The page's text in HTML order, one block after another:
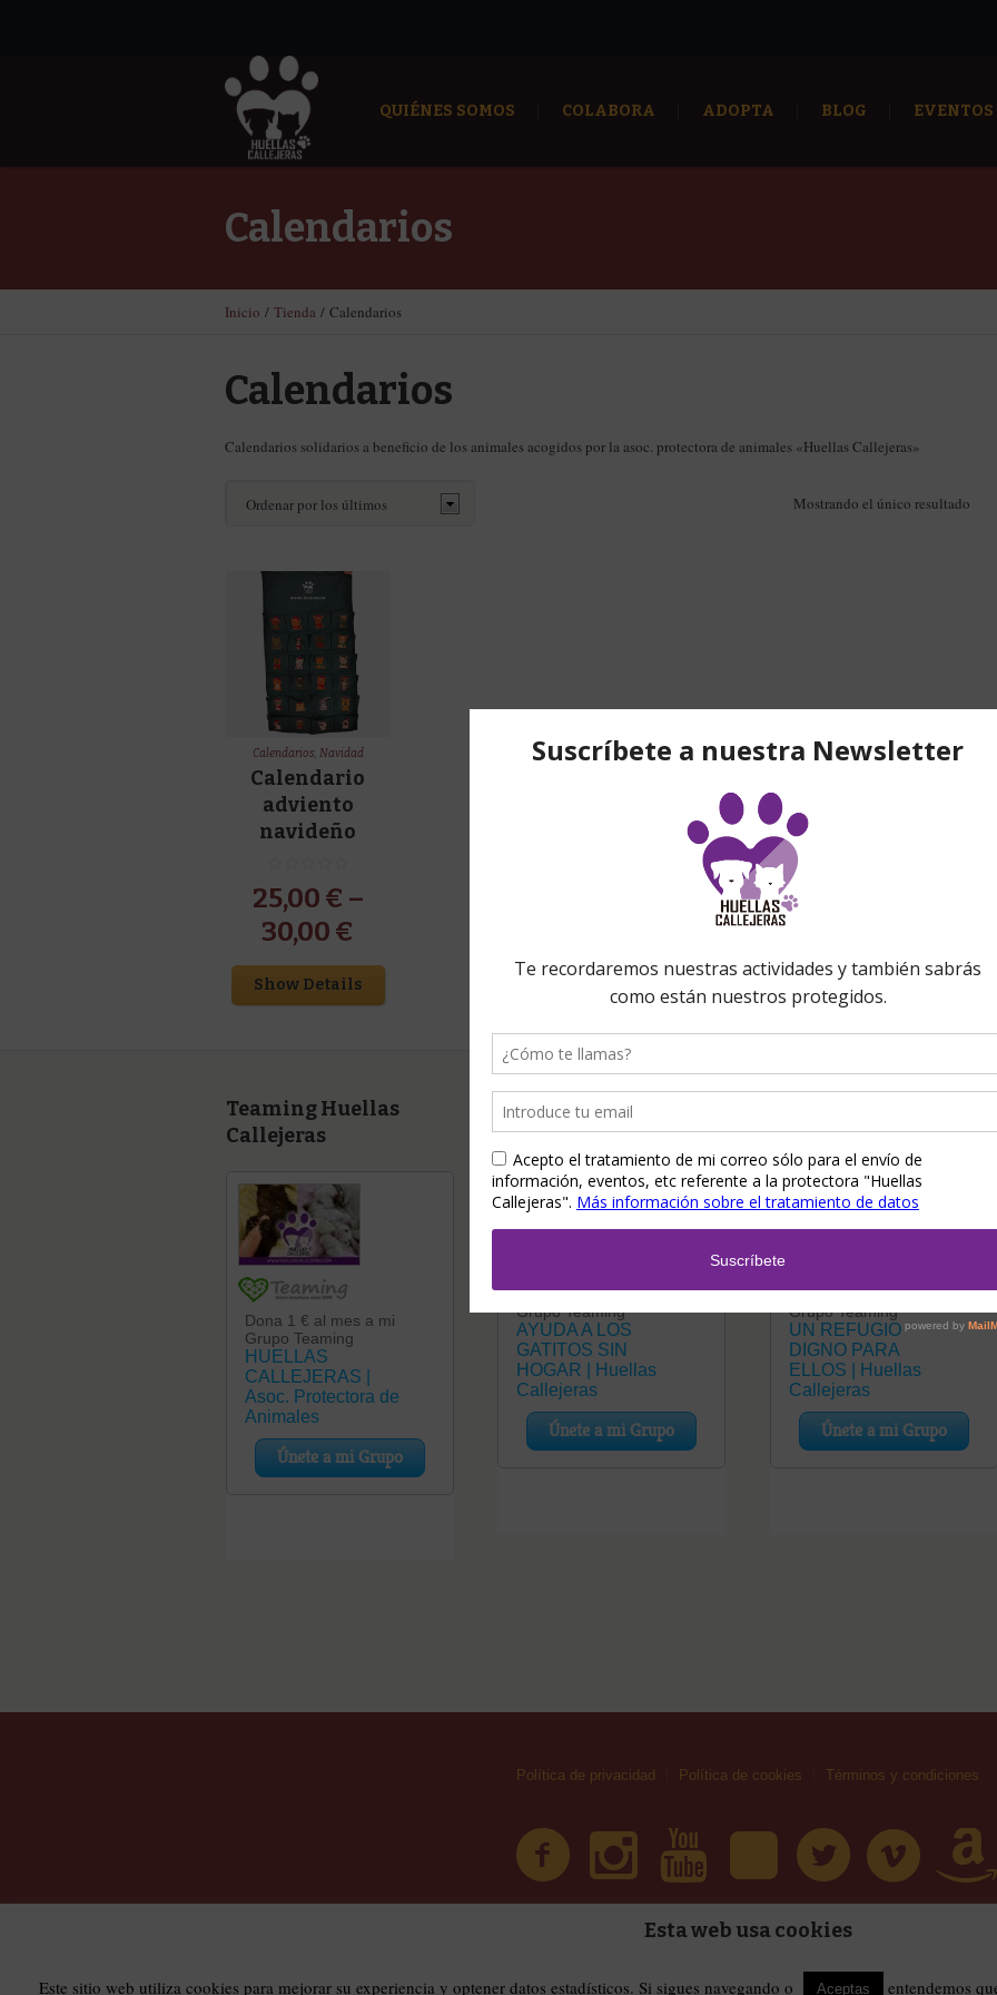
QUIÉNES SOMOS COLABORA ADOPTA BLOG EVENTOS
Calendarios
Inicio / Tienda / Calendarios
Calendarios
Calendarios solidarios a beneficio de los animales acogidos por la asoc. protectora de animales «Huellas Callejeras»
Mostrando el único resultado
Calendarios, Navidad
Calendario
adviento
navideño
25,00 € –
30,00 €
Show Details
Teaming Huellas
Callejeras
Teaming Gatitos
Política de privacidad Política de cookies Términos y condiciones
Esta web usa cookies
Este sitio web utiliza cookies para mejorar su experiencia y optener datos estadísticos. Si sigues navegando o Aceptas entendemos